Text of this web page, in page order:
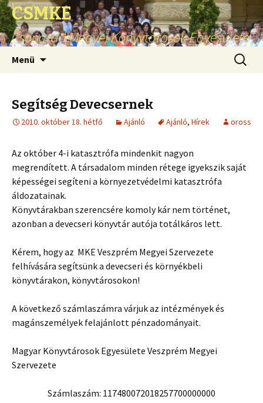
CSMKE
Csongrád Megyei Könyvtárosok Egyesülete
Menü
Segítség Devecsernek
2010. október 18. hétfő Ajánló Ajánló, Hírek oross
Az október 4-i katasztrófa mindenkit nagyon
megrendített. A társadalom minden rétege igyekszik saját
képességei segíteni a környezetvédelmi katasztrófa
áldozatainak.
Könyvtárakban szerencsére komoly kár nem történet,
azonban a devecseri könyvtár autója totálkáros lett.
Kérem, hogy az MKE Veszprém Megyei Szervezete
felhívására segítsünk a devecseri és környékbeli
könyvtárakon, könyvtárosokon!
A következő számlaszámra várjuk az intézmények és
magánszemélyek felajánlott pénzadományait.
Magyar Könyvtárosok Egyesülete Veszprém Megyei
Szervezete
Számlaszám: 117480072018257700000000